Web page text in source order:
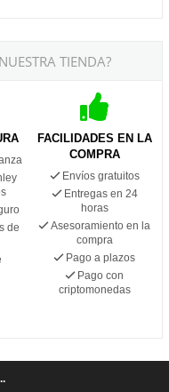
TIENDA?
de
FACILIDADES EN LA
COMPRA
Envíos gratuitos
Entregas en 24
horas
Asesoramiento en la
compra
Pago a plazos
Pago con
criptomonedas